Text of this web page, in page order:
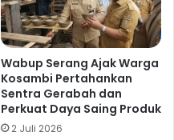
Wabup Serang Ajak Warga
Kosambi Pertahankan
Sentra Gerabah dan
Perkuat Daya Saing Produk
2 Juli 2026